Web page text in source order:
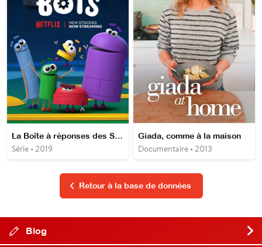
La Boîte à réponses des StoryBots
Série • 2019
Giada, comme à la maison
Documentaire • 2013
Retour à la base de données
Blog